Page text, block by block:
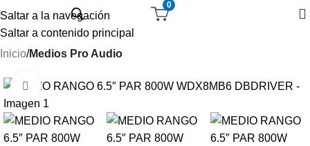
Saltar a la navegación
Saltar a contenido principal
0
Inicio Medios Pro Audio
Haga Click para agrandar